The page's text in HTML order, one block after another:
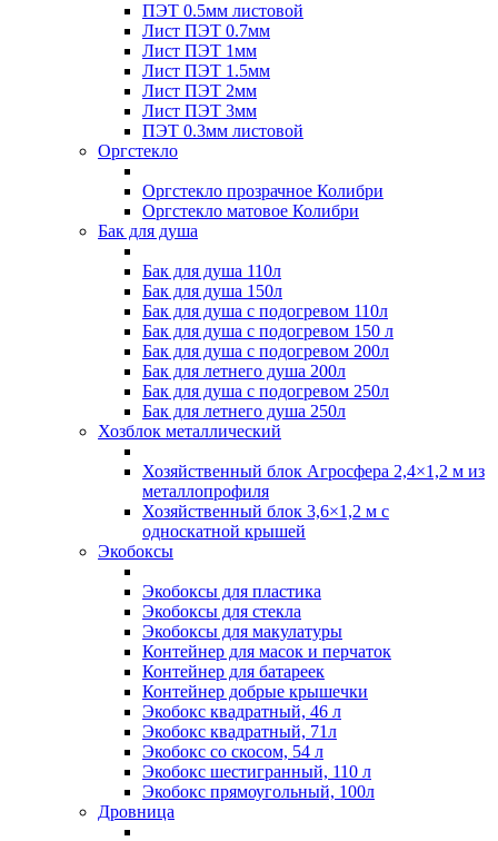
ПЭТ 0.5мм листовой
Лист ПЭТ 0.7мм
Лист ПЭТ 1мм
Лист ПЭТ 1.5мм
Лист ПЭТ 2мм
Лист ПЭТ 3мм
ПЭТ 0.3мм листовой
Оргстекло
Оргстекло прозрачное Колибри
Оргстекло матовое Колибри
Бак для душа
Бак для душа 110л
Бак для душа 150л
Бак для душа с подогревом 110л
Бак для душа с подогревом 150 л
Бак для душа с подогревом 200л
Бак для летнего душа 200л
Бак для душа с подогревом 250л
Бак для летнего душа 250л
Хозблок металлический
Хозяйственный блок Агросфера 2,4×1,2 м из
металлопрофиля
Хозяйственный блок 3,6×1,2 м с
односкатной крышей
Экобоксы
Экобоксы для пластика
Экобоксы для стекла
Экобоксы для макулатуры
Контейнер для масок и перчаток
Контейнер для батареек
Контейнер добрые крышечки
Экобокс квадратный, 46 л
Экобокс квадратный, 71л
Экобокс со скосом, 54 л
Экобокс шестигранный, 110 л
Экобокс прямоугольный, 100л
Дровница